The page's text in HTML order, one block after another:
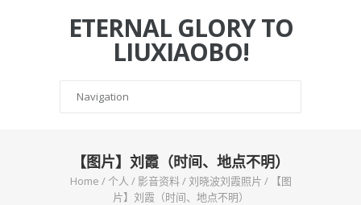
ETERNAL GLORY TO
LIUXIAOBO!
【图片】刘霞（时间、地点不明）
Home /个人 / 影音资料/刘晓波刘霞照片 /
【图
片】刘霞（时间、地点不明）